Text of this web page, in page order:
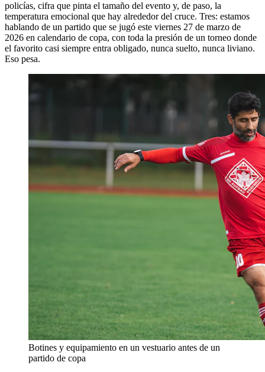
policías, cifra que pinta el tamaño del evento y, de paso, la
temperatura emocional que hay alrededor del cruce. Tres: estamos
hablando de un partido que se jugó este viernes 27 de marzo de
2026 en calendario de copa, con toda la presión de un torneo donde
el favorito casi siempre entra obligado, nunca suelto, nunca liviano.
Eso pesa.
Botines y equipamiento en un vestuario antes de un
partido de copa